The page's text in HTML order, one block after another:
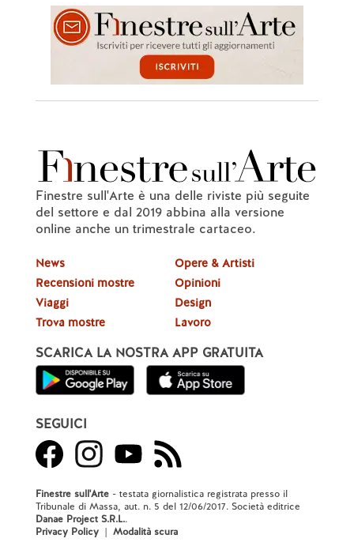
Finestre sull'Arte è una delle riviste più seguite
del settore e dal 2019 abbina alla versione
online anche un trimestrale cartaceo.
News
Recensioni mostre
Viaggi
Trova mostre
Opere & Artisti
Opinioni
Design
Lavoro
SCARICA LA NOSTRA APP GRATUITA
SEGUICI
Finestre sull'Arte- testata giornalistica registrata presso il
Tribunale di Massa, aut. n. 5 del 12/06/2017. Società editrice
Danae Project S.R.L..
Privacy Policy| Modalità scura